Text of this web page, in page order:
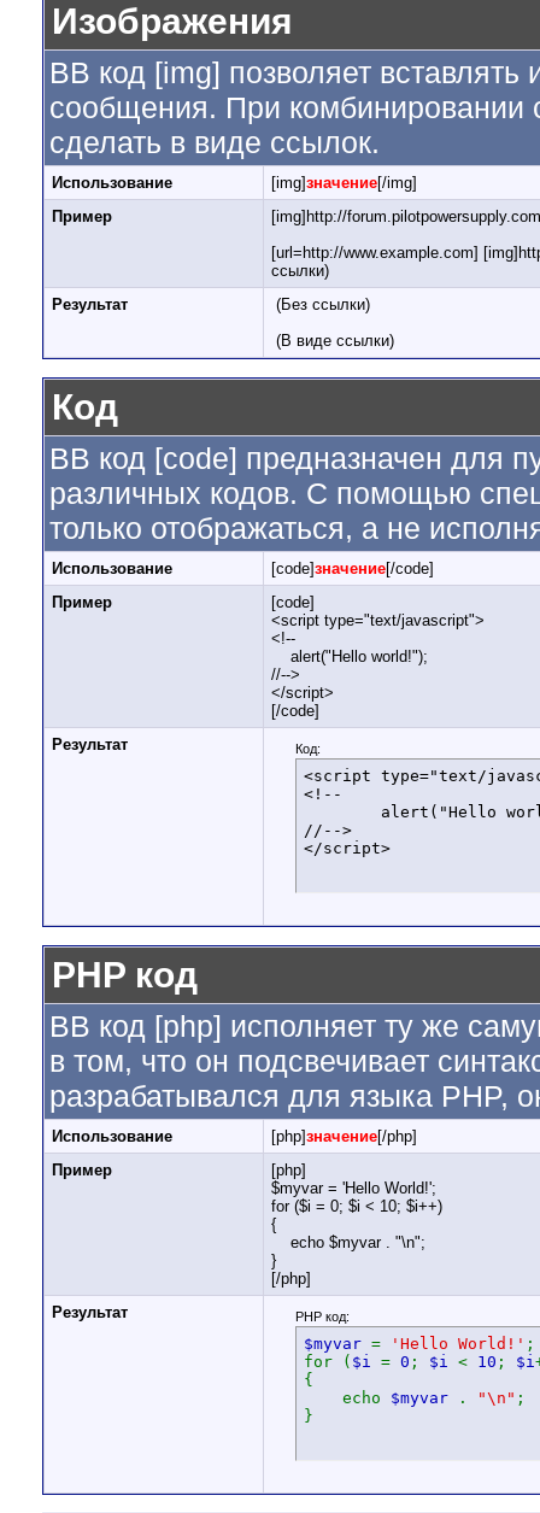
Изображения
BB код [img] позволяет
сообщения. При комбинировании
сделать в виде ссылок.
Использование [img]значение[/img]
Пример
[img]http://
[url=http://www.example.com]
ссылки)
Результат
(Без ссылки)
(В виде ссылки)
Код
BB код [code] предназначен для
различных кодов. С помощью
только отображаться, а не
Использование [code]значение[/code]
Пример
[code]
<script type="text/javascript">
<!--
alert("Hello world!");
//-->
</script>
[/code]
Результат
Код:
<script type="text/
<!--
//-->
</script>
PHP код
BB код [php] исполняет ту же
в том, что он подсвечивает
разрабатывался для языка PHP,
Использование [php]значение[/php]
Пример
[php]
$myvar = 'Hello World!';
for ($i = 0; $i < 10; $i++)
{
echo $myvar . "\n";
}
[/php]
Результат
PHP код:
$myvar = 'Hello World!' ;
for ( $i = 0 ; $i < 10 ; $i
{
echo $myvar . "\n" ;
}